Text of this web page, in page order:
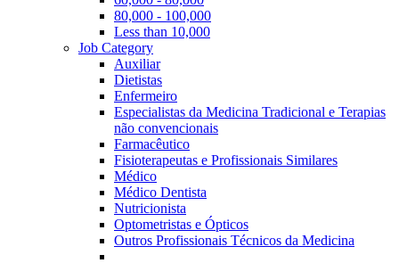
80,000 - 100,000
Less than 10,000
Job Category
Auxiliar
Dietistas
Enfermeiro
Especialistas da Medicina Tradicional e Terapias
não convencionais
Farmacêutico
Fisioterapeutas e Profissionais Similares
Médico
Médico Dentista
Nutricionista
Optometristas e Ópticos
Outros Profissionais Técnicos da Medicina